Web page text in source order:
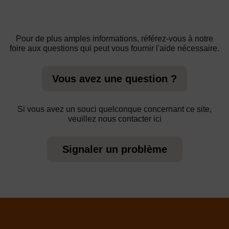
Pour de plus amples informations, référez-vous à notre
foire aux questions qui peut vous fournir l'aide nécessaire.
Vous avez une question ?
Si vous avez un souci quelconque concernant ce site,
veuillez nous contacter ici
Signaler un problème